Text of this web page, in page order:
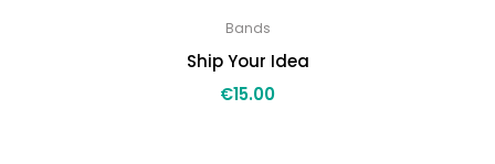
Bands
Ship Your Idea
€15.00